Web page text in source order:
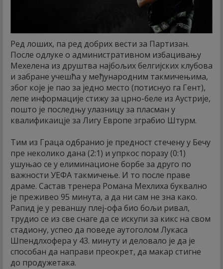
Ред лоших, па ред добрих вести за Партизан.
После одлуке о административном избацивању
Мехелена из друштва најбољих белгијских клубова
и забране учешћа у међународним такмичењима,
због које је пао за једно место (потиснуо га Гент),
лепе информације стижу за црно-беле из Аустрије,
пошто је последњу улазницу за пласман у
квалификаицје за Лигу Европе зграбио Штурм.
Тим из Граца одбранио је предност стечену у Бечу
пре неколико дана (2:1) и упркос поразу (0:1)
ушуњао се у елиминационе борбе за друго по
важности УЕФА такмичење. И то после праве
драме. Састав тренера Романа Мехлиха буквално
је преживео 95 минута, а да ни сам не зна како.
Рапид је у реваншу плеј-офа био бољи ривал,
трудио се из све снаге да се искупи за кикс на свом
стадиону, успео да поведе аутоголом Лукаса
Шпендлхофера у 43. минуту и деловало је да је
способан да направи преокрет, да макар стигне
до продужетака.